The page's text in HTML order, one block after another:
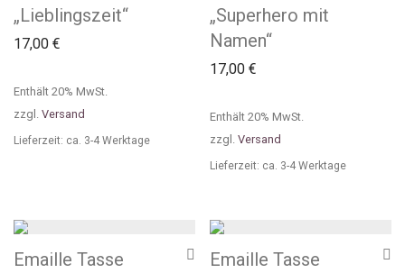
„Lieblingszeit“
17,00 €
Enthält 20% MwSt.
zzgl. Versand
Lieferzeit: ca. 3-4 Werktage
„Superhero mit
Namen“
17,00 €
Enthält 20% MwSt.
zzgl. Versand
Lieferzeit: ca. 3-4 Werktage
Emaille Tasse
Emaille Tasse